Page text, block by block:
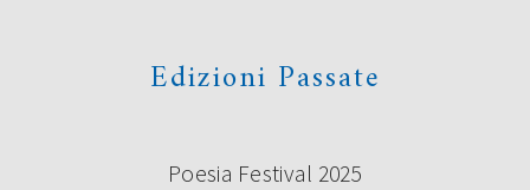
Edizioni Passate
Poesia Festival 2025